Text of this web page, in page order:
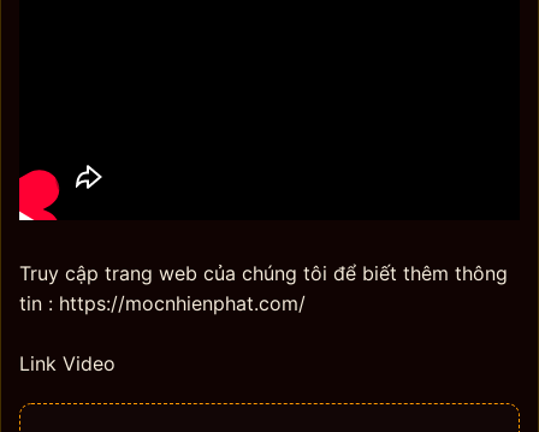
Truy cập trang web của chúng tôi để biết thêm thông
tin : https://mocnhienphat.com/
Link Video